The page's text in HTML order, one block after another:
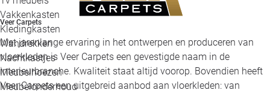
Vakkenkasten
Kledingkasten
Wandrekken
Nachtkastjes
Meubelhoezen
Meubelonderhoud
Veer Carpets
Met jarenlange ervaring in het ontwerpen en produceren van
vloerkleden is Veer Carpets een gevestigde naam in de
interieurbranche. Kwaliteit staat altijd voorop. Bovendien heeft
Veer Carpets een uitgebreid aanbod aan vloerkleden: van